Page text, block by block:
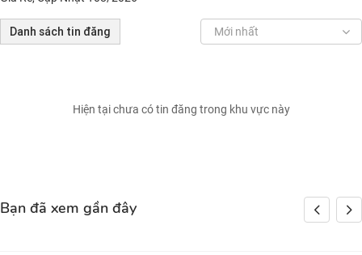
Danh sách tin đăng Mới nhất
Hiện tại chưa có tin đăng trong khu vực này
Bạn đã xem gần đây